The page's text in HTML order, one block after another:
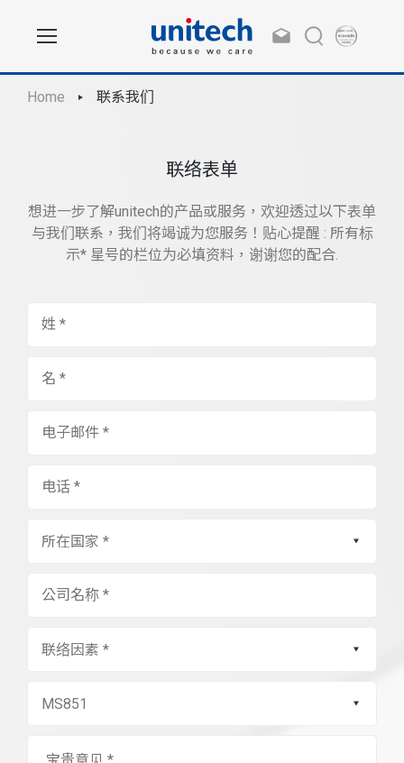
Home 联系我们
联络表单
想进一步了解unitech的产品或服务，欢迎透过以下表单
与我们联系，我们将竭诚为您服务！贴心提醒 : 所有标
示* 星号的栏位为必填资料，谢谢您的配合.